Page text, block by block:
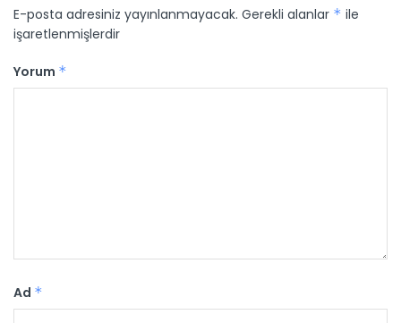
E-posta adresiniz yayınlanmayacak. Gerekli alanlar * ile
işaretlenmişlerdir
Yorum *
Ad *